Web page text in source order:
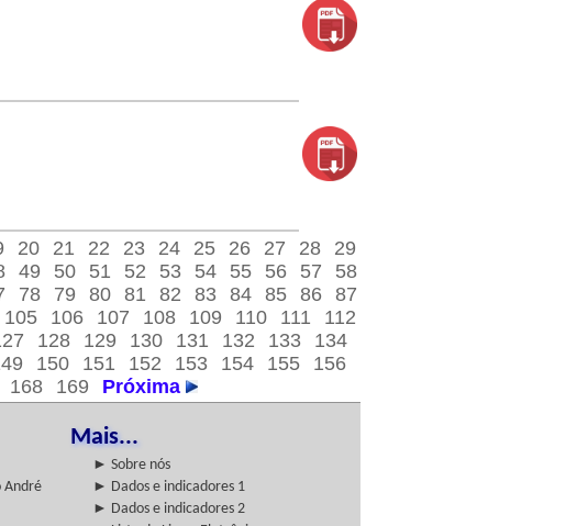
20 21 22 23 24 25 26 27 28
29
49 50 51 52 53 54 55 56 57
58
78 79 80 81 82 83 84 85 86 87
105 106 107 108 109 110 111
112
128 129 130 131 132 133
134
150 151 152 153 154 155
156
168 169 Próxima
Mais...
► Sobre nós
André
► Dados e indicadores 1
► Dados e indicadores 2